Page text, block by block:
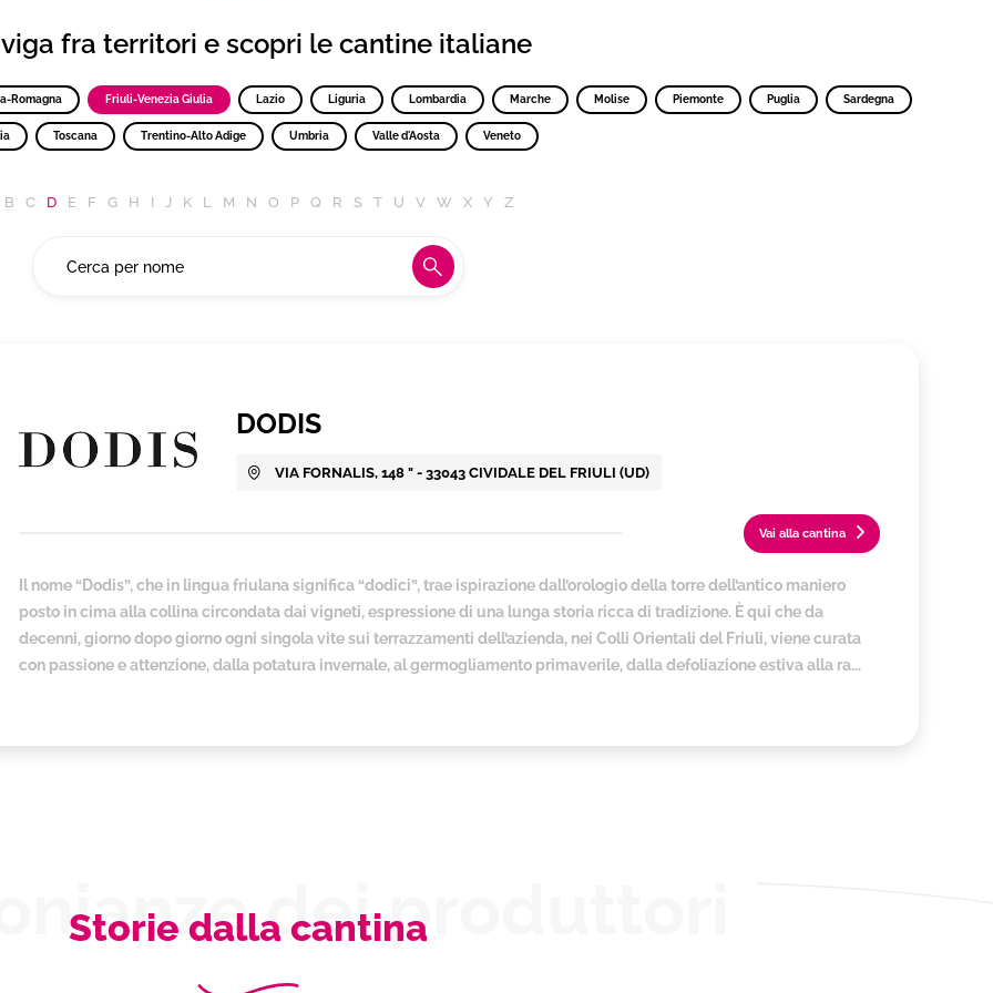
fra territori e scopri le cantine italiane
Romagna Friuli-Venezia Giulia Lazio Liguria Lombardia Marche Molise Piemonte Puglia Sardegna
Toscana Trentino-Alto Adige Umbria Valle d'Aosta Veneto
B C D E F G H I J K L M N O P Q R S T U V W X Y Z
DODIS
VIA FORNALIS, 148 " - 33043 CIVIDALE DEL FRIULI (UD)
Vai alla cantina
Il nome “Dodis”, che in lingua friulana significa “dodici”, trae ispirazione dall’orologio della torre dell’antico maniero
posto in cima alla collina circondata dai vigneti, espressione di una lunga storia ricca di tradizione. È qui che da
decenni, giorno dopo giorno ogni singola vite sui terrazzamenti dell’azienda, nei Colli Orientali del Friuli, viene curata
con passione e attenzione, dalla potatura invernale, al germogliamento primaverile, dalla defoliazione estiva alla ra...
dei produttori
Storie dalla cantina